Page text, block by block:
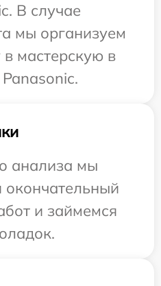
В случае
мы организуем
мастерскую в
анализа мы
окончательный
и займемся